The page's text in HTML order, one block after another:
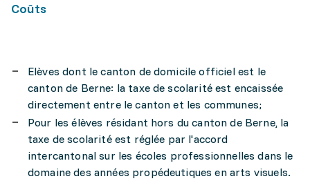
Coûts
Elèves dont le canton de domicile officiel est le
canton de Berne: la taxe de scolarité est encaissée
directement entre le canton et les communes;
Pour les élèves résidant hors du canton de Berne, la
taxe de scolarité est réglée par l'accord
intercantonal sur les écoles professionnelles dans le
domaine des années propédeutiques en arts visuels.